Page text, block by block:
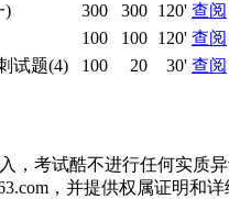
) 300 300 120' 查阅
100 100 120' 查阅
试题(4) 100 20 30' 查阅
，考试酷不进行任何实质
，并提供权属证明和